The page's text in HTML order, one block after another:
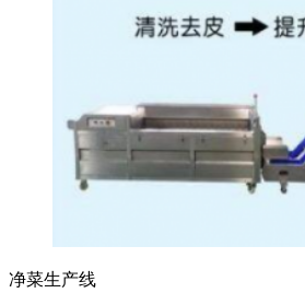
净菜生产线